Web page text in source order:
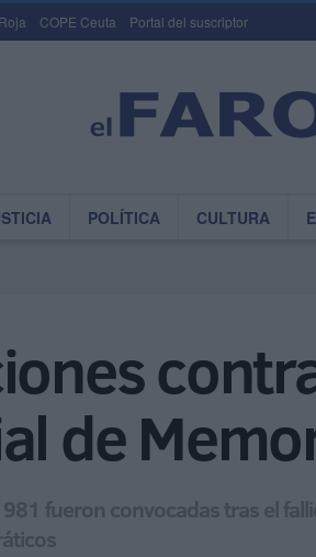
COPE Ceuta Portal del suscriptor
POLÍTICA CULTURA
de
fueron convocadas tras el